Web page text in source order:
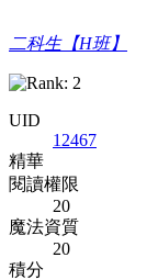
二科生【H班】
UID
12467
精華
閱讀權限
20
魔法資質
20
積分